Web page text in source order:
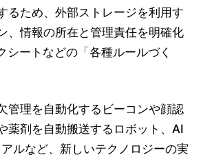
るため、外部ストレージを利用す
、情報の所在と管理責任を明確化
シートなどの「各種ルールづく
管理を自動化するビーコンや顔認
薬剤を自動搬送するロボット、AI
ルなど、新しいテクノロジーの実